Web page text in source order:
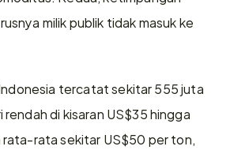
milik publik tidak masuk ke
tercatat sekitar 555 juta
di kisaran US$35 hingga
rata-rata sekitar US$50 per ton,